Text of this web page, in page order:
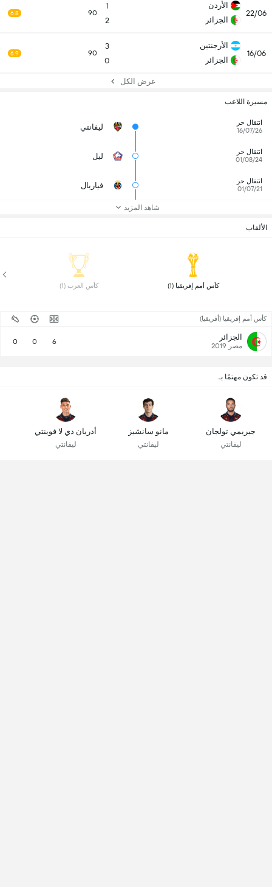
22/06
الأردن
الجزائر
1
2
90
6.8
16/06
الأرجنتين
الجزائر
3
0
90
6.9
عرض الكل
مسيرة اللاعب
انتقال حر
16/07/26
ليفانتي
انتقال حر
01/08/24
ليل
انتقال حر
01/07/21
فياريال
شاهد المزيد
الألقاب
كأس أمم إفريقيا (1) كأس العرب (1)
كأس أمم إفريقيا (أفريقيا)
الجزائر
مصر 2019 6
0
0
قد تكون مهتمًا بـ
جيريمي تولجان
ليفانتي
مانو سانشيز
ليفانتي
أدريان دي لا فوينتي
ليفانتي